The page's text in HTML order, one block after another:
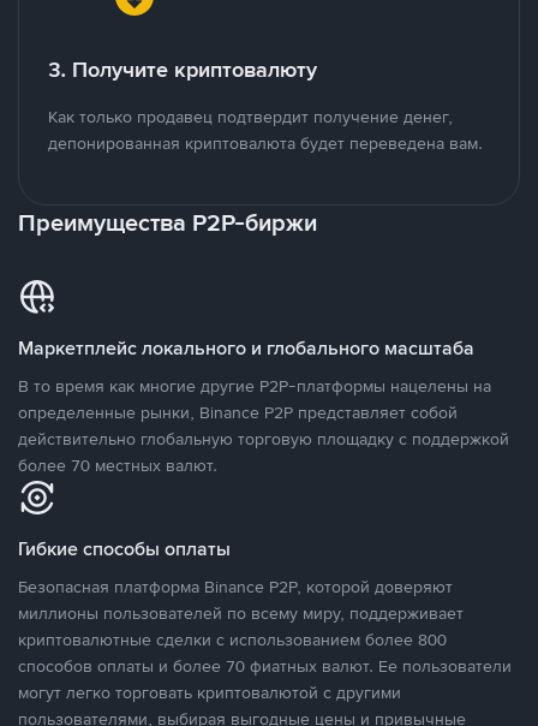
3. Получите криптовалюту
Как только продавец подтвердит получение денег,
депонированная криптовалюта будет переведена вам.
Преимущества P2P-биржи
Маркетплейс локального и глобального масштаба
В то время как многие другие P2P-платформы нацелены на
определенные рынки, Binance P2P представляет собой
действительно глобальную торговую площадку с поддержкой
более 70 местных валют.
Гибкие способы оплаты
Безопасная платформа Binance P2P, которой доверяют
миллионы пользователей по всему миру, поддерживает
криптовалютные сделки с использованием более 800
способов оплаты и более 70 фиатных валют. Ее пользователи
могут легко торговать криптовалютой с другими
пользователями, выбирая выгодные цены и привычные